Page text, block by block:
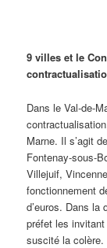
9 villes et le
Dans le Val-de-
Marne. Il s’agit
Fontenay-sous-
Villejuif,
fonctionnement
d’euros. Dans
préfet les
suscité la colère.